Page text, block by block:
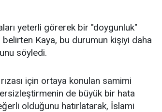
yeterli görerek bir "doygunluk"
Kaya, bu durumun kişiyi daha
söyledi.
için ortaya konulan samimi
de büyük bir hata
olduğunu hatırlatarak, İslami